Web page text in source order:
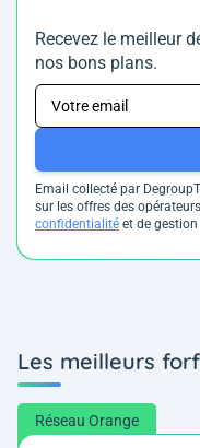
Recevez le meilleur
nos bons plans.
Email collecté par
sur les offres des
confidentialité et de
Les meilleurs
Réseau Orange